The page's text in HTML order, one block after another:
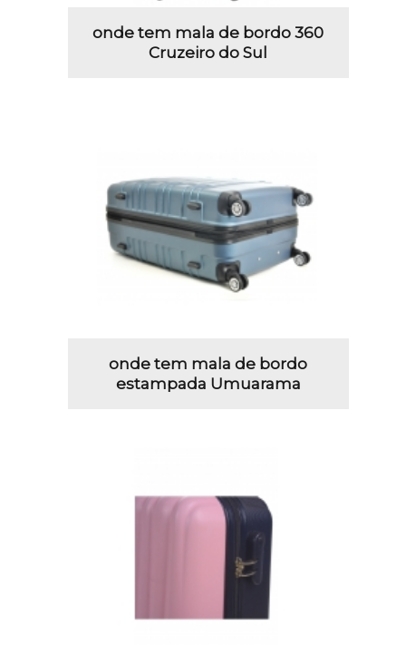
onde tem mala de bordo 360
Cruzeiro do Sul
onde tem mala de bordo
estampada Umuarama